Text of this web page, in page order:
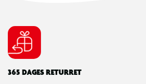
365 DAGES RETURRET